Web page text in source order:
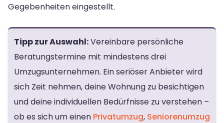
Gegebenheiten eingestellt.
Tipp zur Auswahl:Vereinbare persönliche
Beratungstermine mit mindestens drei
Umzugsunternehmen. Ein seriöser Anbieter wird
sich Zeit nehmen, deine Wohnung zu besichtigen
und deine individuellen Bedürfnisse zu verstehen –
ob es sich um einen Privatumzug, Seniorenumzug